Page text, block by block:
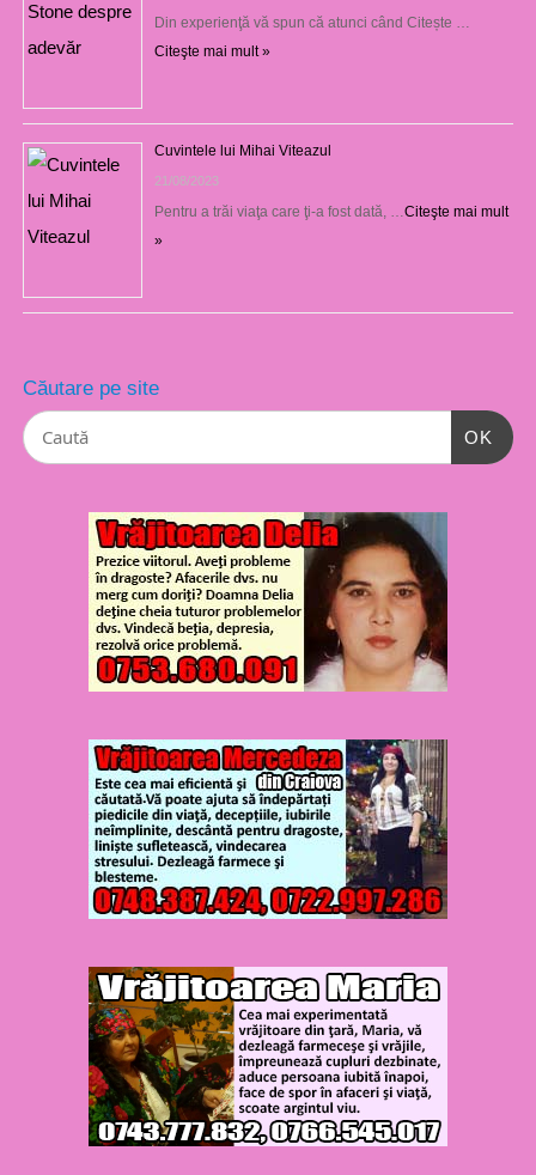
Din experienţă vă spun că atunci când Citește …
Citeşte mai mult »
Cuvintele lui Mihai Viteazul
21/08/2023
Pentru a trăi viaţa care ţi-a fost dată, … Citeşte mai mult
»
Căutare pe site
OK